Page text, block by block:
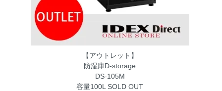
【アウトレット】
防湿庫D-storage
DS-105M
容量100L SOLD OUT